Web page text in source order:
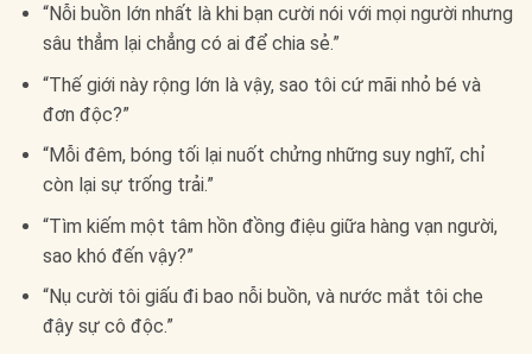
“Nỗi buồn lớn nhất là khi bạn cười nói với mọi người nhưng
sâu thẳm lại chẳng có ai để chia sẻ.”
“Thế giới này rộng lớn là vậy, sao tôi cứ mãi nhỏ bé và
đơn độc?”
“Mỗi đêm, bóng tối lại nuốt chửng những suy nghĩ, chỉ
còn lại sự trống trải.”
“Tìm kiếm một tâm hồn đồng điệu giữa hàng vạn người,
sao khó đến vậy?”
“Nụ cười tôi giấu đi bao nỗi buồn, và nước mắt tôi che
đậy sự cô độc.”